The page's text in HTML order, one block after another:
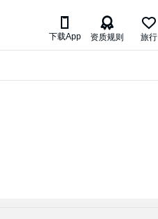

下载App

资质规则 旅行